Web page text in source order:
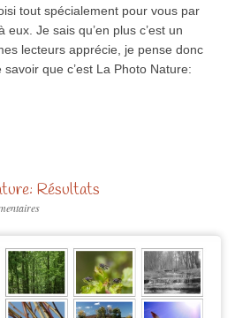
tout spécialement pour vous par
Je sais qu’en plus c’est un
lecteurs apprécie, je pense donc
que c’est La Photo Nature:
Résultats